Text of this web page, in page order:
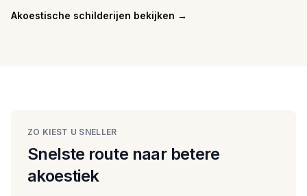
Akoestische schilderijen bekijken →
ZO KIEST U SNELLER
Snelste route naar betere
akoestiek